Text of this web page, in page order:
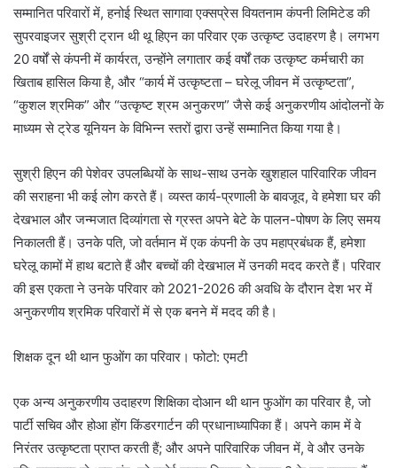
सम्मानित परिवारों में, हनोई स्थित सागावा एक्सप्रेस वियतनाम कंपनी लिमिटेड की
सुपरवाइजर सुश्री ट्रान थी थू हिएन का परिवार एक उत्कृष्ट उदाहरण है। लगभग
20 वर्षों से कंपनी में कार्यरत, उन्होंने लगातार कई वर्षों तक उत्कृष्ट कर्मचारी का
खिताब हासिल किया है, और “कार्य में उत्कृष्टता – घरेलू जीवन में उत्कृष्टता”,
“कुशल श्रमिक” और “उत्कृष्ट श्रम अनुकरण” जैसे कई अनुकरणीय आंदोलनों के
माध्यम से ट्रेड यूनियन के विभिन्न स्तरों द्वारा उन्हें सम्मानित किया गया है।
सुश्री हिएन की पेशेवर उपलब्धियों के साथ-साथ उनके खुशहाल पारिवारिक जीवन
की सराहना भी कई लोग करते हैं। व्यस्त कार्य-प्रणाली के बावजूद, वे हमेशा घर की
देखभाल और जन्मजात दिव्यांगता से ग्रस्त अपने बेटे के पालन-पोषण के लिए समय
निकालती हैं। उनके पति, जो वर्तमान में एक कंपनी के उप महाप्रबंधक हैं, हमेशा
घरेलू कामों में हाथ बटाते हैं और बच्चों की देखभाल में उनकी मदद करते हैं। परिवार
की इस एकता ने उनके परिवार को 2021-2026 की अवधि के दौरान देश भर में
अनुकरणीय श्रमिक परिवारों में से एक बनने में मदद की है।
शिक्षक दून थी थान फुओंग का परिवार। फोटो: एमटी
एक अन्य अनुकरणीय उदाहरण शिक्षिका दोआन थी थान फुओंग का परिवार है, जो
पार्टी सचिव और होआ होंग किंडरगार्टन की प्रधानाध्यापिका हैं। अपने काम में वे
निरंतर उत्कृष्टता प्राप्त करती हैं; और अपने पारिवारिक जीवन में, वे और उनके